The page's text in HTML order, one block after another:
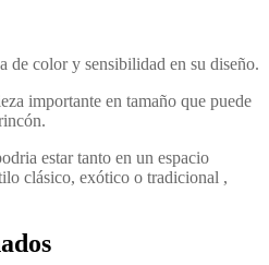
de color y sensibilidad en su diseño.
importante en tamaño que puede
estar tanto en un espacio
clásico, exótico o tradicional ,